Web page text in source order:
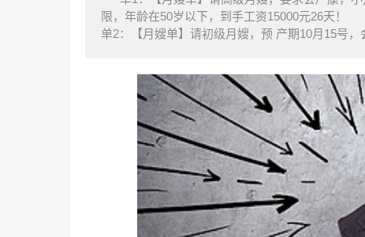
限，年龄在50岁以下，到手工资15000元26天！
单2：【月嫂单】请初级月嫂，预 产期10月15号